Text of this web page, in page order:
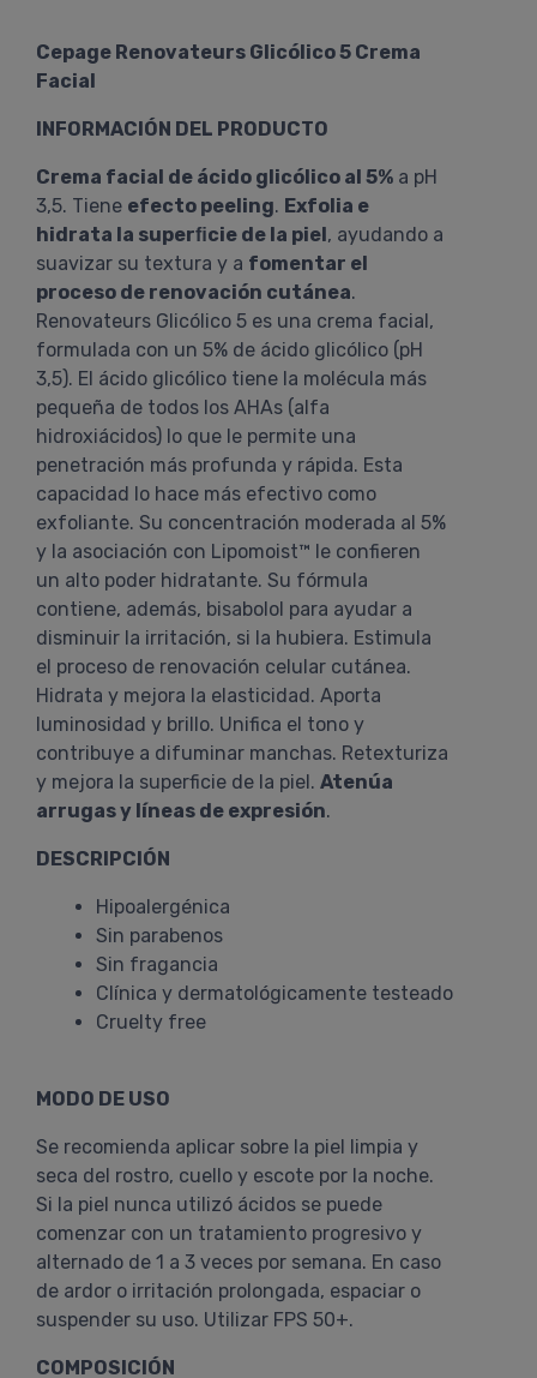
Cepage Renovateurs Glicólico 5 Crema
Facial
INFORMACIÓN DEL PRODUCTO
Crema facial de ácido glicólico al 5% a pH
3,5. Tiene efecto peeling. Exfolia e
hidrata la superﬁcie de la piel, ayudando a
suavizar su textura y a fomentar el
proceso de renovación cutánea.
Renovateurs Glicólico 5 es una crema facial,
formulada con un 5% de ácido glicólico (pH
3,5). El ácido glicólico tiene la molécula más
pequeña de todos los AHAs (alfa
hidroxiácidos) lo que le permite una
penetración más profunda y rápida. Esta
capacidad lo hace más efectivo como
exfoliante. Su concentración moderada al 5%
y la asociación con Lipomoist™ le confieren
un alto poder hidratante. Su fórmula
contiene, además, bisabolol para ayudar a
disminuir la irritación, si la hubiera. Estimula
el proceso de renovación celular cutánea.
Hidrata y mejora la elasticidad. Aporta
luminosidad y brillo. Unifica el tono y
contribuye a difuminar manchas. Retexturiza
y mejora la superficie de la piel. Atenúa
arrugas y líneas de expresión.
DESCRIPCIÓN
Hipoalergénica
Sin parabenos
Sin fragancia
Clínica y dermatológicamente testeado
Cruelty free
MODO DE USO
Se recomienda aplicar sobre la piel limpia y
seca del rostro, cuello y escote por la noche.
Si la piel nunca utilizó ácidos se puede
comenzar con un tratamiento progresivo y
alternado de 1 a 3 veces por semana. En caso
de ardor o irritación prolongada, espaciar o
suspender su uso. Utilizar FPS 50+.
COMPOSICIÓN